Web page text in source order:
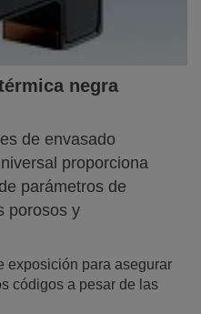
negra
de envasado
proporciona
parámetros de
porosos y
exposición para asegurar
códigos a pesar de las